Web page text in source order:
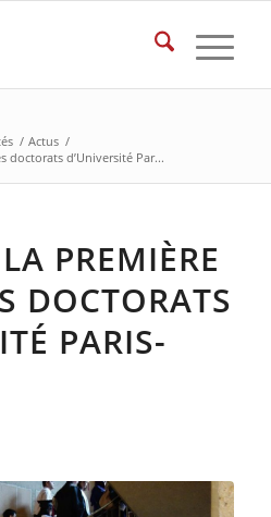
/ Actus /
doctorats d’Université Par...
PREMIÈRE
DOCTORATS
PARIS-